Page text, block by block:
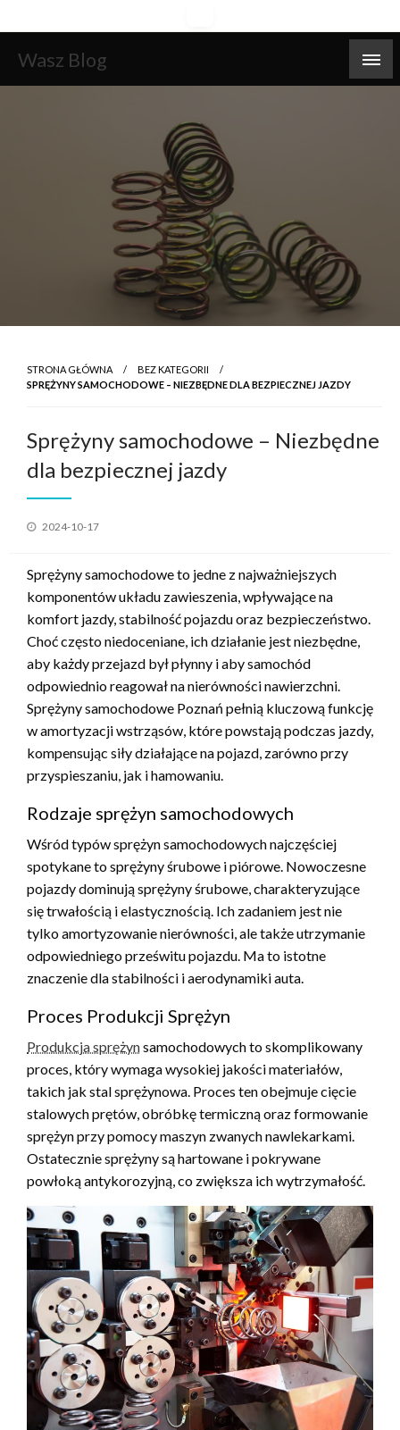
to
content
Wasz Blog
STRONA GŁÓWNA
BEZ KATEGORII
SPRĘŻYNY SAMOCHODOWE – NIEZBĘDNE DLA BEZPIECZNEJ JAZDY
Sprężyny samochodowe – Niezbędne
dla bezpiecznej jazdy
Opublikowane
2024-10-17
Sprężyny samochodowe to jedne z najważniejszych
komponentów układu zawieszenia, wpływające na
komfort jazdy, stabilność pojazdu oraz bezpieczeństwo.
Choć często niedoceniane, ich działanie jest niezbędne,
aby każdy przejazd był płynny i aby samochód
odpowiednio reagował na nierówności nawierzchni.
Sprężyny samochodowe Poznań pełnią kluczową funkcję
w amortyzacji wstrząsów, które powstają podczas jazdy,
kompensując siły działające na pojazd, zarówno przy
przyspieszaniu, jak i hamowaniu.
Rodzaje sprężyn samochodowych
Wśród typów sprężyn samochodowych najczęściej
spotykane to sprężyny śrubowe i piórowe. Nowoczesne
pojazdy dominują sprężyny śrubowe, charakteryzujące
się trwałością i elastycznością. Ich zadaniem jest nie
tylko amortyzowanie nierówności, ale także utrzymanie
odpowiedniego prześwitu pojazdu. Ma to istotne
znaczenie dla stabilności i aerodynamiki auta.
Proces Produkcji Sprężyn
Produkcja sprężynsamochodowych to skomplikowany
proces, który wymaga wysokiej jakości materiałów,
takich jak stal sprężynowa. Proces ten obejmuje cięcie
stalowych prętów, obróbkę termiczną oraz formowanie
sprężyn przy pomocy maszyn zwanych nawlekarkami.
Ostatecznie sprężyny są hartowane i pokrywane
powłoką antykorozyjną, co zwiększa ich wytrzymałość.